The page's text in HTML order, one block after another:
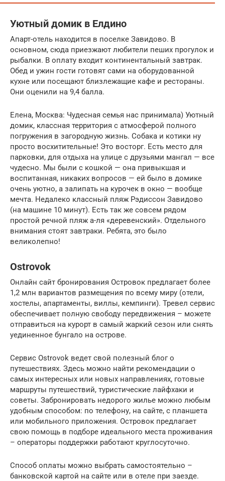
Уютный домик в Елдино
Апарт-отель находится в поселке Завидово. В
основном, сюда приезжают любители пеших прогулок и
рыбалки. В оплату входит континентальный завтрак.
Обед и ужин гости готовят сами на оборудованной
кухне или посещают близлежащие кафе и рестораны.
Они оценили на 9,4 балла.
Елена, Москва: Чудесная семья нас принимала) Уютный
домик, классная территория с атмосферой полного
погружения в загородную жизнь. Собака и котики ну
просто восхитительные! Это восторг. Есть место для
парковки, для отдыха на улице с друзьями мангал — все
чудесно. Мы были с кошкой — она привыкшая и
воспитанная, никаких вопросов — ей было в домике
очень уютно, а залипать на курочек в окно — вообще
мечта. Недалеко классный пляж Рэдиссон Завидово
(на машине 10 минут). Есть так же совсем рядом
простой речной пляж а-ля «деревенский». Отдельного
внимания стоят завтраки. Ребята, это было
великолепно!
Ostrovok
Онлайн сайт бронирования Островок предлагает более
1,2 млн вариантов размещения по всему миру (отели,
хостелы, апартаменты, виллы, кемпинги). Тревел сервис
обеспечивает полную свободу передвижения – можете
отправиться на курорт в самый жаркий сезон или снять
уединенное бунгало на острове.
Сервис Ostrovok ведет свой полезный блог о
путешествиях. Здесь можно найти рекомендации о
самых интересных или новых направлениях, готовые
маршруты путешествий, туристические лайфхаки и
советы. Забронировать недорого жилье можно любым
удобным способом: по телефону, на сайте, с планшета
или мобильного приложения. Островок предлагает
свою помощь в подборе идеального места проживания
– операторы поддержки работают круглосуточно.
Способ оплаты можно выбрать самостоятельно –
банковской картой на сайте или в отеле при заезде.